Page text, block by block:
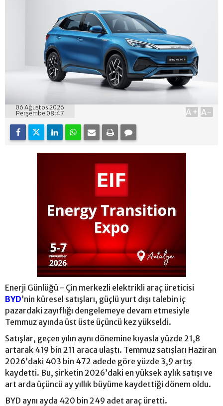
06 Ağustos 2026
Perşembe 08:47
A+ A-
Enerji Günlüğü - Çin merkezli elektrikli araç üreticisi
BYD’nin küresel satışları, güçlü yurt dışı talebin iç
pazardaki zayıflığı dengelemeye devam etmesiyle
Temmuz ayında üst üste üçüncü kez yükseldi.
Satışlar, geçen yılın aynı dönemine kıyasla yüzde 21,8
artarak 419 bin 211 araca ulaştı. Temmuz satışları Haziran
2026’daki 403 bin 472 adede göre yüzde 3,9 artış
kaydetti. Bu, şirketin 2026’daki en yüksek aylık satışı ve
art arda üçüncü ay yıllık büyüme kaydettiği dönem oldu.
BYD aynı ayda 420 bin 249 adet araç üretti.